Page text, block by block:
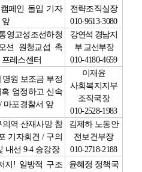
페인 돌입 기자
앞
전략조직실장
010-9613-3080
영고성조선하청
션 원청교섭 촉
레스센터
강연석 경남지
부 교선부장
010-4180-4659
명원 보조금 부정
엄정하고 신속
/ 마포경찰서 앞
이재윤
사회복지지부
조직국장
010-2528-1983
의역 산재사망 참
기자회견/ 구의
내선 9-4 승강장
김제하 노동안
전보건부장
010-2718-2188
지 ! 일방적 구조
윤혜정 정책국